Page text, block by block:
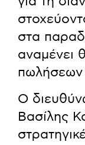
στα
αναμένει
πωλήσεων
Ο
Βασίλης